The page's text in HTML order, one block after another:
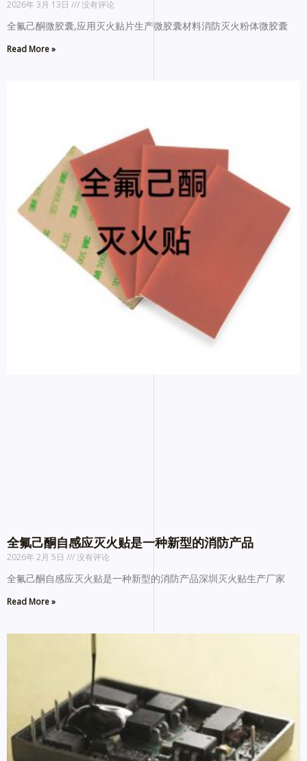
2026年 3月 13日 没有评论
全氟己酮微胶囊,应用灭火贴片生产微胶囊材料消防灭火粉体微胶囊
Read More »
全氟己酮自感应灭火贴是一种新型的消防产品
2026年 2月 5日 没有评论
全氟己酮自感应灭火贴是一种新型的消防产品深圳灭火贴生产厂家
Read More »